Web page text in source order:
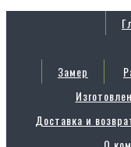
Замер
Доставка и